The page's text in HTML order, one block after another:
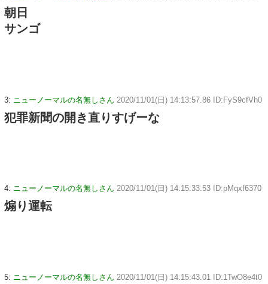
朝日
サンゴ
3: ニューノーマルの名無しさん 2020/11/01(日) 14:13:57.86 ID:FyS9cfVh0
犯罪新聞の開き直りすげーな
4: ニューノーマルの名無しさん 2020/11/01(日) 14:15:33.53 ID:pMqxf6370
煽り運転
5: ニューノーマルの名無しさん 2020/11/01(日) 14:15:43.01 ID:1TwO8e4t0